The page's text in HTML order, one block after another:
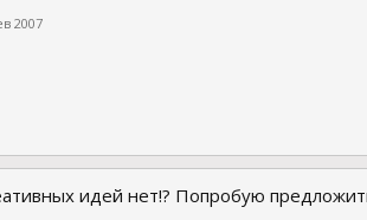
2007
идей нет!? Попробую